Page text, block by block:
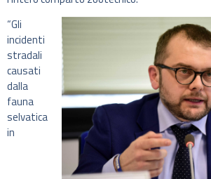
“Gli
incidenti
stradali
causati
dalla
fauna
selvatica
in